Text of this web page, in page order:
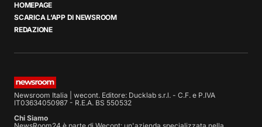
HOMEPAGE
SCARICA L’APP DI NEWSROOM
REDAZIONE
Newsroom Italia | wecont. Editore: Ducklab s.r.l. - C.F. e P.IVA
IT03634050987 - R.E.A. BS 550532
Chi Siamo